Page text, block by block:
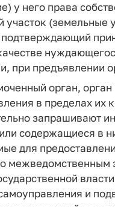
у него права
участок (земельные
при предъявлении
орган, орган
в пределах их
запрашивают
содержащиеся в
для
межведомственным
и